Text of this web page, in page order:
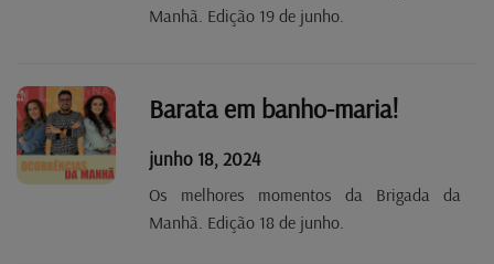
Manhã. Edição 19 de junho.
Barata em banho-maria!
junho 18, 2024
Os melhores momentos da Brigada da
Manhã. Edição 18 de junho.